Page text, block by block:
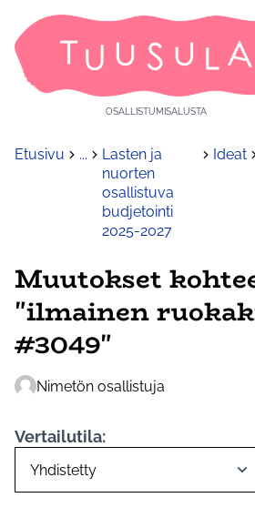
OSALLISTUMISALUSTA
Etusivu ...
Lasten ja
nuorten
osallistuva
budjetointi
2025-2027
Ideat
Muutokset
"ilmainen
#3049"
Nimetön osallistuja
Vertailutila: